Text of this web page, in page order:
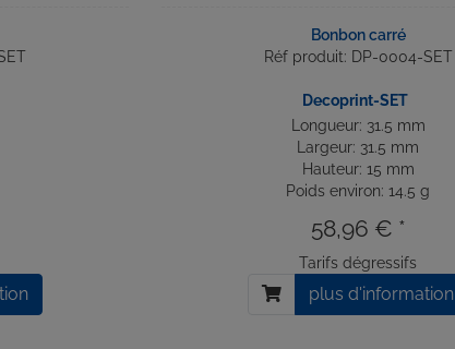
Bonbon carré
Réf produit: DP-0004-SET
Decoprint-SET
Longueur: 31.5 mm
Largeur: 31.5 mm
Hauteur: 15 mm
Poids environ: 14.5 g
58,96 € *
Tarifs dégressifs
plus d'information